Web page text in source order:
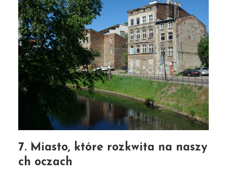
7. Miasto, które rozkwita na naszy
ch oczach